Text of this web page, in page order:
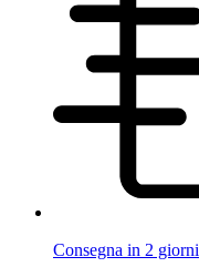
Consegna in 2 giorni